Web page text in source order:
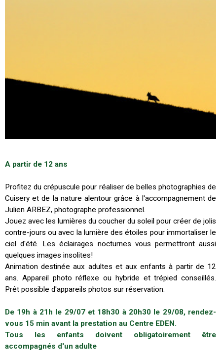
A partir de 12 ans
Profitez du crépuscule pour réaliser de belles photographies de
Cuisery et de la nature alentour grâce à l'accompagnement de
Julien ARBEZ, photographe professionnel.
Jouez avec les lumières du coucher du soleil pour créer de jolis
contre-jours ou avec la lumière des étoiles pour immortaliser le
ciel d'été. Les éclairages nocturnes vous permettront aussi
quelques images insolites!
Animation destinée aux adultes et aux enfants à partir de 12
ans. Appareil photo réflexe ou hybride et trépied conseillés.
Prêt possible d'appareils photos sur réservation.
De 19h à 21h le 29/07 et 18h30 à 20h30 le 29/08, rendez-
vous 15 min avant la prestation au Centre EDEN.
Tous les enfants doivent obligatoirement être
accompagnés d'un adulte